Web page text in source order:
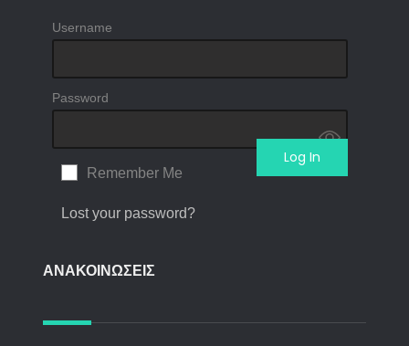
Username
Password
Remember Me
Lost your password?
ΑΝΑΚΟΙΝΩΣΕΙΣ